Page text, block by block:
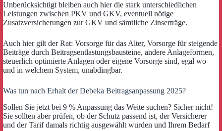
Unberücksichtigt bleiben auch hier die stark unterschiedlichen
Leistungen zwischen PKV und GKV, eventuell nötige
Zusatzversicherungen zur GKV und sämtliche Zinserträge.
Auch hier gilt der Rat: Vorsorge für das Alter, Vorsorge für steigende
Beiträge durch Beitragsentlastungsbausteine, andere Anlageformen,
steuerlich optimierte Anlagen oder eigene Vorsorge sind, egal wo
und in welchem System, unabdingbar.
Was tun nach Erhalt der Debeka Beitragsanpassung 2025?
Sollen Sie jetzt bei 9 % Anpassung das Weite suchen? Sicher nicht!
Sie sollten aber prüfen, ob der Schutz passend ist, der Versicherer
und der Tarif damals richtig ausgewählt wurden und Ihrem Bedarf